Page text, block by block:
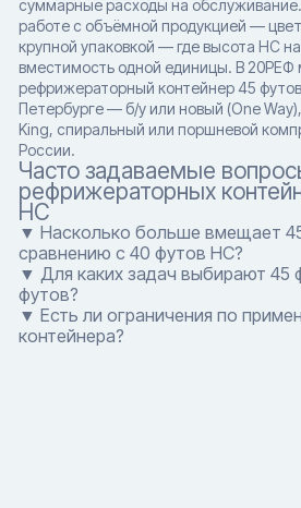
суммарные расходы на
работе с объёмной продукцией —
крупной упаковкой — где высота HC
вместимость одной единицы. В 20РЕФ
рефрижераторный контейнер 45
Петербурге — б/у или новый (One
King, спиральный или поршневой
России.
Часто задаваемые
рефрижераторных
HC
▼ Насколько больше вмещает
сравнению с 40 футов HC?
▼ Для каких задач выбирают 45
футов?
▼ Есть ли ограничения по
контейнера?